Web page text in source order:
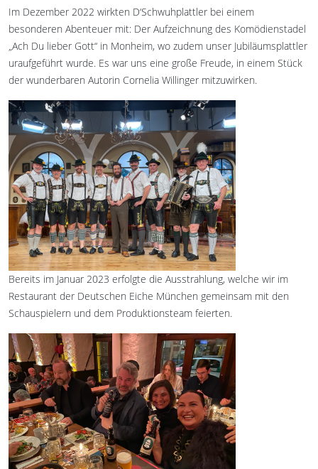
Im Dezember 2022 wirkten D‘Schwuhplattler bei einem
besonderen Abenteuer mit: Der Aufzeichnung des Komödienstadel
„Ach Du lieber Gott“ in Monheim, wo zudem unser Jubiläumsplattler
uraufgeführt wurde. Es war uns eine große Freude, in einem Stück
der wunderbaren Autorin Cornelia Willinger mitzuwirken.
Bereits im Januar 2023 erfolgte die Ausstrahlung, welche wir im
Restaurant der Deutschen Eiche München gemeinsam mit den
Schauspielern und dem Produktionsteam feierten.